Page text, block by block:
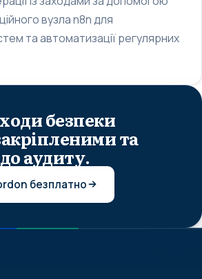
вузла n8n для
та автоматизації регулярних
безпеки
та
аудиту.
безплатно